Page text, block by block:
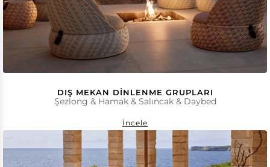
DIŞ MEKAN DINLENME GRUPLARI
Şezlong & Hamak & Salıncak & Daybed
İncele